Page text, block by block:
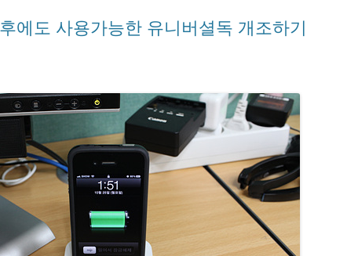
에도 사용가능한 유니버셜독 개조하기